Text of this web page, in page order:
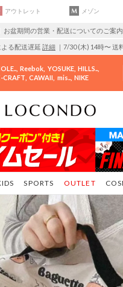
アウトレット メゾン
お盆期間の営業・配送についてのご案内
る配送遅延 詳細 ｜7/30 (木) 14時〜 送
Reebok YOSUKE HILLS..
CRAFT CAWAII mis.. NIKE
SPORTS OUTLET